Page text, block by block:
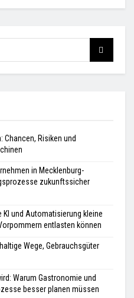
Chancen, Risiken und
in Mecklenburg-
zukunftssicher
KI und Automatisierung kleine
entlasten können
Wege, Gebrauchsgüter
Warum Gastronomie und
besser planen müssen